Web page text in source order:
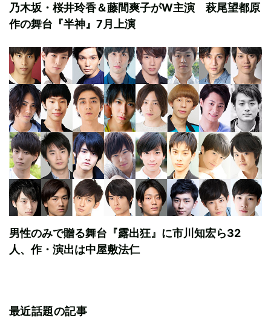
乃木坂・桜井玲香＆藤間爽子がW主演 萩尾望都原
作の舞台『半神』7月上演
男性のみで贈る舞台『露出狂』に市川知宏ら32
人、作・演出は中屋敷法仁
最近話題の記事